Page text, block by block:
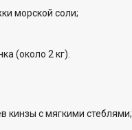
морской соли;
(около 2 кг).
кинзы с мягкими стеблями;